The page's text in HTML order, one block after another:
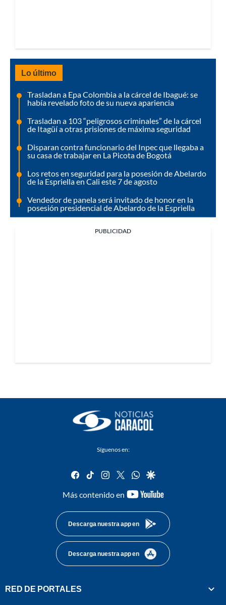
Lo último
Trasladan a Epa Colombia a la cárcel de Ibagué: se
había revelado foto de su nueva apariencia
Trasladan a 103 “peligrosos criminales” de la cárcel
de Itagüí a otras prisiones de máxima seguridad
Disparan contra funcionario del Inpec que llegaba a
su casa de trabajar en La Picota de Bogotá
Los retos en seguridad para la posesión de Abelardo
de la Espriella en Cali este 7 de agosto
Vendedor de panela será invitado de honor en la
posesión presidencial de Abelardo de la Espriella
PUBLICIDAD
Síguenos en:
facebook
tiktok instagram
twitterwhatsapp
google
Más contenido en
youtube-
Descarga nuestra app en
Descarga nuestra app en
RED DE PORTALES